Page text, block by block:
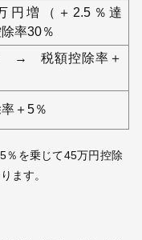
円増（＋2.5％達
率30％
→ 税額控除率＋
＋5％
％を乗じて45万円控除
ます。